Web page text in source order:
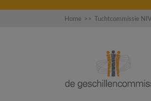
Home >> Tuchtcommissie